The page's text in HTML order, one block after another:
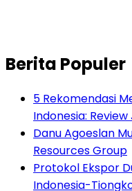
Berita Populer
5 Rekomendasi
Indonesia:
Danu Agoeslan
Resources Group
Protokol Ekspor
Indonesia-